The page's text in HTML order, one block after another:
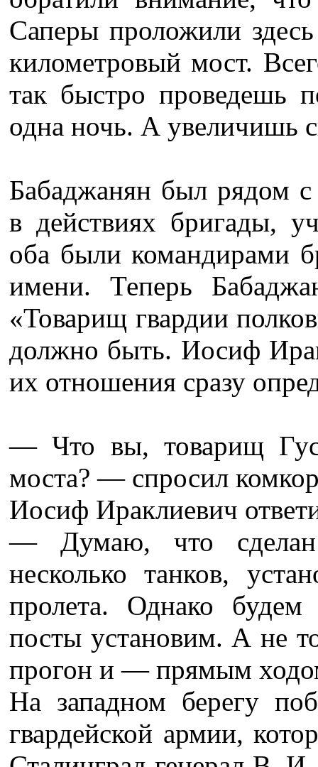
Саперы проложили
километровый мост.
так быстро проведешь
одна ночь. А увеличишь
Бабаджанян был рядом с
в действиях бригады,
оба были командирами
имени. Теперь
«Товарищ гвардии
должно быть. Иосиф
их отношения сразу
— Что вы, товарищ
моста? — спросил
Иосиф Ираклиевич
— Думаю, что сделан
несколько танков,
пролета. Однако
посты установим. А не
прогон и — прямым
На западном берегу
гвардейской армии,